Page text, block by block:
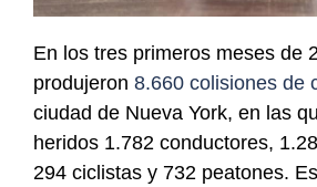
En los tres primeros meses de
produjeron 8.660 colisiones de
ciudad de Nueva York, en las
heridos 1.782 conductores,
294 ciclistas y 732 peatones.